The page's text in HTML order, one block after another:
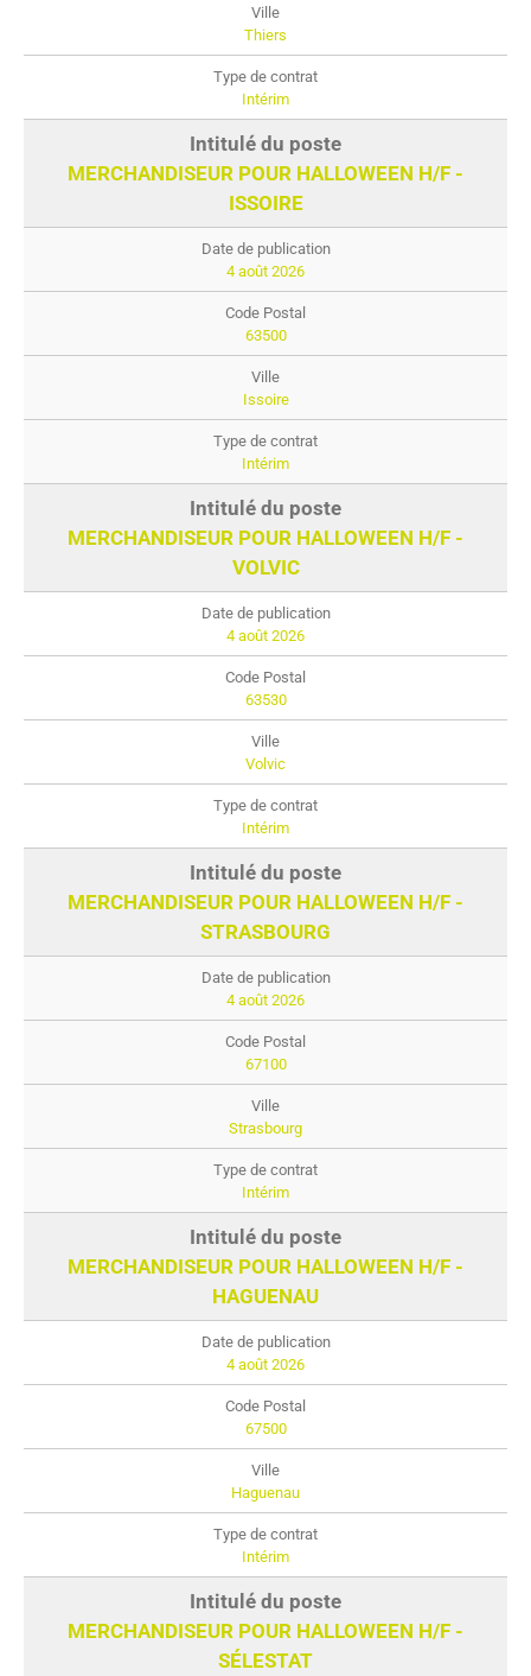
Thiers
Intérim
MERCHANDISEUR POUR HALLOWEEN H/F -
ISSOIRE
4 août 2026
63500
Issoire
Intérim
MERCHANDISEUR POUR HALLOWEEN H/F -
VOLVIC
4 août 2026
63530
Volvic
Intérim
MERCHANDISEUR POUR HALLOWEEN H/F -
STRASBOURG
4 août 2026
67100
Strasbourg
Intérim
MERCHANDISEUR POUR HALLOWEEN H/F -
HAGUENAU
4 août 2026
67500
Haguenau
Intérim
MERCHANDISEUR POUR HALLOWEEN H/F -
SÉLESTAT